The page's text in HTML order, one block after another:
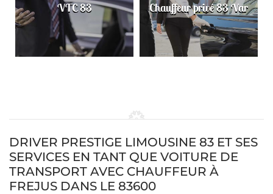
VTC 83 Chauffeur privé 83 Var
DRIVER PRESTIGE LIMOUSINE 83 ET SES
SERVICES EN TANT QUE VOITURE DE
TRANSPORT AVEC CHAUFFEUR À
FREJUS DANS LE 83600